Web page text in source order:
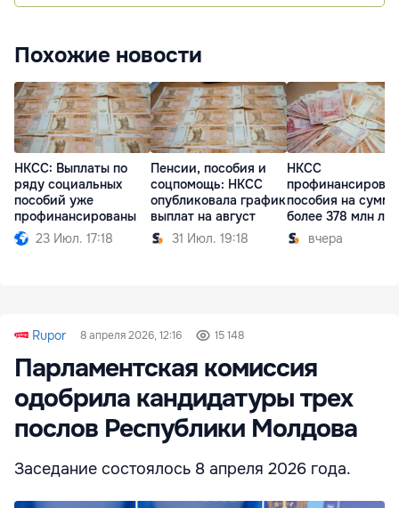
Похожие новости
НКСС: Выплаты по
ряду социальных
пособий уже
профинансированы
23 Июл. 17:18
Пенсии, пособия и
соцпомощь: НКСС
опубликовала график
выплат на август
31 Июл. 19:18
НКСС
пособия на сумму
более 378 млн
вчера
Rupor 8 апреля 2026, 12:16 15 148
Парламентская комиссия
одобрила кандидатуры трех
послов Республики Молдова
Заседание состоялось 8 апреля 2026 года.